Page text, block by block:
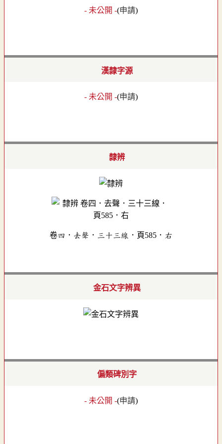
- 未公開 -(申請)
漢隸字源
- 未公開 -(申請)
隸辨
卷四．去聲．三十三線．頁585．右
金石文字辨異
偏類碑別字
- 未公開 -(申請)